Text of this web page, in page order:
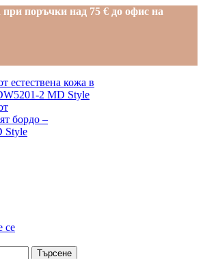
при поръчки над 75 € до офис на
се
Търсене